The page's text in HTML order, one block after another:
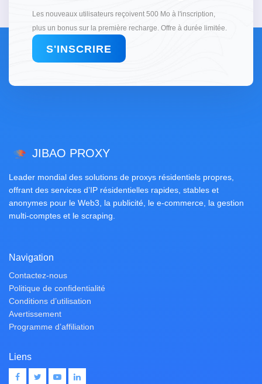
Les nouveaux utilisateurs reçoivent 500 Mo à l'inscription,
plus un bonus sur la première recharge. Offre à durée limitée.
S'INSCRIRE
JIBAO PROXY
Leader mondial des solutions de proxys résidentiels propres,
offrant des services d’IP résidentielles rapides, stables et
anonymes pour le Web3, la publicité, le e-commerce, la gestion
multi-comptes et le scraping.
Navigation
Contactez-nous
Politique de confidentialité
Conditions d’utilisation
Avertissement
Programme d’affiliation
Liens